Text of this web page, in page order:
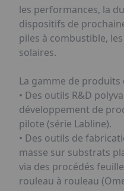
les performances, la
dispositifs de
piles à combustible,
solaires.
La gamme de
• Des outils R&D
développement de
pilote (série Labline).
• Des outils de
masse sur substrats
via des procédés
rouleau à rouleau